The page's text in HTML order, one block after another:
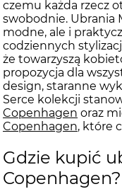
czemu każda rzecz
swobodnie. Ubrania
modne, ale i
codziennych
że towarzyszą
propozycja dla
design, staranne
Serce kolekcji
Copenhagen oraz
Copenhagen, które
Gdzie kupić